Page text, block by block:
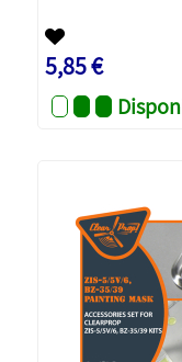
5,85 €